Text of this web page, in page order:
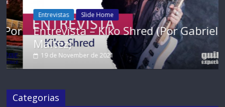
Entrevistas Slide Home
Entrevista – Kiko Shred (Por Gabriel
Maltez)
19 de November de 2021
Categorias